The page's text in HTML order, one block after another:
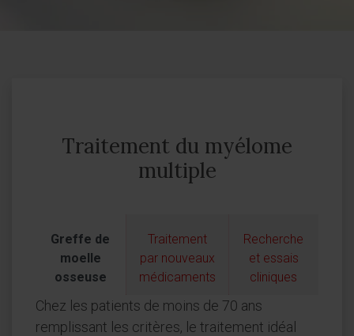
Traitement du myélome
multiple
Greffe de
moelle
osseuse
Traitement
par nouveaux
médicaments
Recherche
et essais
cliniques
Chez les patients de moins de 70 ans
remplissant les critères, le traitement idéal